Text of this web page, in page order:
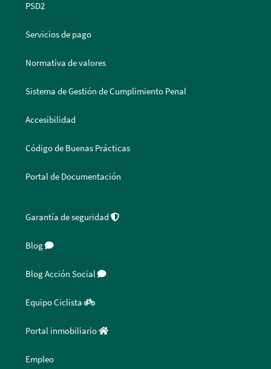
PSD2
Servicios de pago
Normativa de valores
Sistema de Gestión de Cumplimiento Penal
Accesibilidad
Código de Buenas Prácticas
Portal de Documentación
Garantía de seguridad
Blog
Blog Acción Social
Equipo Ciclista
Portal inmobiliario
Empleo